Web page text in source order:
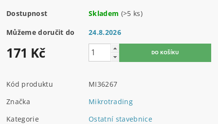
Dostupnost Skladem (>5 ks)
Můžeme doručit do 24.8.2026
171 Kč
Kód produktu
MI36267
Značka
Mikrotrading
Kategorie
Ostatní stavebnice